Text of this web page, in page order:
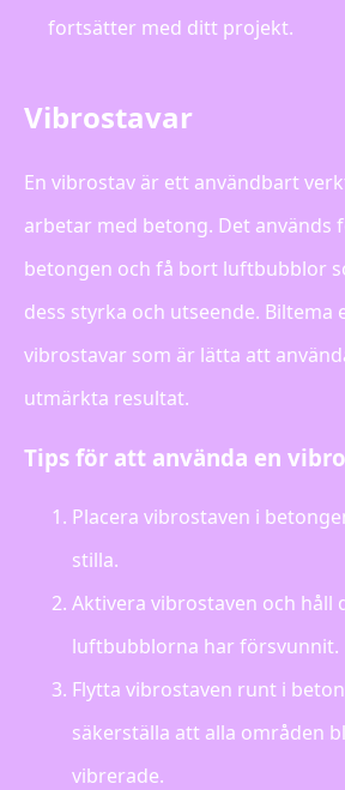
fortsätter med ditt projekt.
Vibrostavar
En vibrostav är ett användbart
arbetar med betong. Det används
betongen och få bort luftbubblor
dess styrka och utseende. Biltema
vibrostavar som är lätta att
utmärkta resultat.
Tips för att använda en
Placera vibrostaven i
stilla.
Aktivera vibrostaven och håll
luftbubblorna har försvunnit.
Flytta vibrostaven runt i
säkerställa att alla områden
vibrerade.